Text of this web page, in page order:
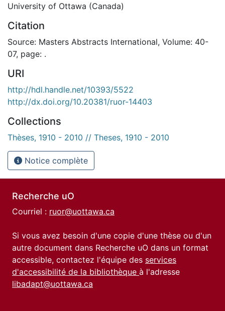
University of Ottawa (Canada)
Citation
Source: Masters Abstracts International, Volume: 40-
07, page: .
URI
http://hdl.handle.net/10393/5522
http://dx.doi.org/10.20381/ruor-14403
Collections
Thèses, 1910 - 2010 // Theses, 1910 - 2010
Notice complète
Recherche uO
Courriel : ruor@uottawa.ca
Si vous avez besoin d'une copie d'une thèse ou d'un
autre document dans Recherche uO dans un format
accessible, contactez l'équipe des services
d'accessibilité de la bibliothèque à l'adresse
libadapt@uottawa.ca